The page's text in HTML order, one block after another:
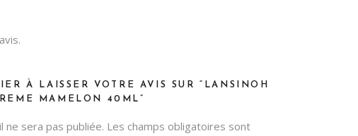
À LAISSER VOTRE AVIS SUR “LANSINOH
MAMELON 40ML”
sera pas publiée. Les champs obligatoires sont